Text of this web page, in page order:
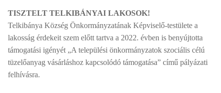
TISZTELT TELKIBÁNYAI LAKOSOK!
Telkibánya Község Önkormányzatának Képviselő-testülete a
lakosság érdekeit szem előtt tartva a 2022. évben is benyújtotta
támogatási igényét „A települési önkormányzatok szociális célú
tüzelőanyag vásárláshoz kapcsolódó támogatása” című pályázati
felhívásra.